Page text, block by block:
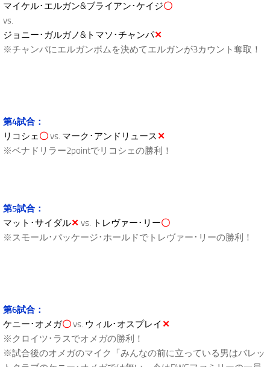
マイケル･エルガン&ブライアン･ケイジ〇
vs.
ジョニー･ガルガノ&トマソ･チャンパ✕
※チャンパにエルガンボムを決めてエルガンが3カウント奪取！
第4試合：
リコシェ〇vs. マーク･アンドリュース ✕
※ベナドリラー2pointでリコシェの勝利！
第5試合：
マット･サイダル✕ vs. トレヴァー･リー〇
※スモール･パッケージ･ホールドでトレヴァー･リーの勝利！
第6試合：
ケニー･オメガ〇vs. ウィル･オスプレイ ✕
※クロイツ･ラスでオメガの勝利！
※試合後のオメガのマイク「みんなの前に立っている男はバレッ